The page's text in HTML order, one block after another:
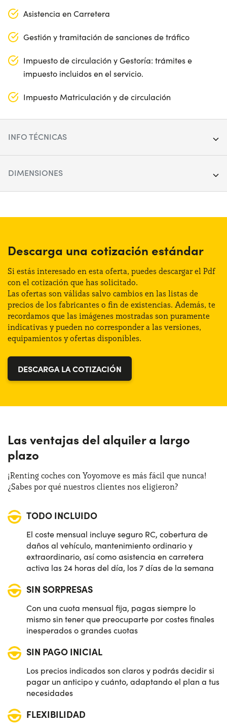
Asistencia en Carretera
Gestión y tramitación de sanciones de tráfico
Impuesto de circulación y Gestoría: trámites e
impuesto incluidos en el servicio.
Impuesto Matriculación y de circulación
INFO TÉCNICAS
Tracción:Anterior
Plazas de estacionamiento:5
Potencia:115 CV
Distintivo:ECO
DIMENSIONES
Maletero (max):1301 lt
Maletero (min):380 lt
Descarga una cotización estándar
Si estás interesado en esta oferta, puedes descargar el Pdf
con el cotización que has solicitado.
Las ofertas son válidas salvo cambios en las listas de
precios de los fabricantes o fin de existencias. Además, te
recordamos que las imágenes mostradas son puramente
indicativas y pueden no corresponder a las versiones,
equipamientos y ofertas disponibles.
DESCARGA LA COTIZACIÓN
Las ventajas del alquiler a largo
plazo
¡Renting coches con Yoyomove es más fácil que nunca!
¿Sabes por qué nuestros clientes nos eligieron?
TODO INCLUIDO
El coste mensual incluye seguro RC, cobertura de
daños al vehículo, mantenimiento ordinario y
extraordinario, así como asistencia en carretera
activa las 24 horas del día, los 7 días de la semana
SIN SORPRESAS
Con una cuota mensual fija, pagas siempre lo
mismo sin tener que preocuparte por costes finales
inesperados o grandes cuotas
SIN PAGO INICIAL
Los precios indicados son claros y podrás decidir si
pagar un anticipo y cuánto, adaptando el plan a tus
necesidades
FLEXIBILIDAD